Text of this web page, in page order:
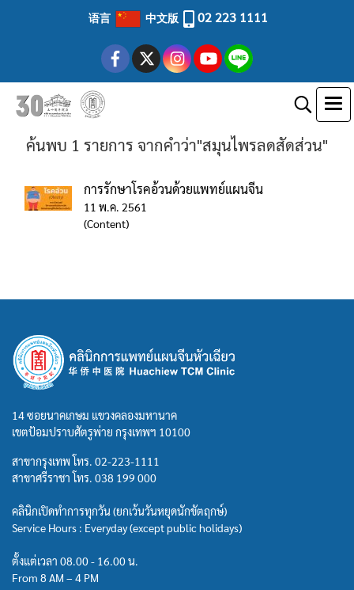
语言 中文版 02 223 1111
ค้นพบ 1 รายการ จากคำว่า"สมุนไพรลดสัดส่วน"
การรักษาโรคอ้วนด้วยแพทย์แผนจีน
11 พ.ค. 2561
(Content)
14 ซอยนาคเกษม แขวงคลองมหานาค
เขตป้อมปราบศัตรูพ่าย กรุงเทพฯ 10100
สาขากรุงเทพ โทร. 02-223-1111
สาขาศรีราชา โทร. 038 199 000
คลินิกเปิดทำการทุกวัน (ยกเว้นวันหยุดนักขัตฤกษ์)
Service Hours : Everyday (except public holidays)
ตั้งแต่เวลา 08.00 - 16.00 น.
From 8 AM – 4 PM